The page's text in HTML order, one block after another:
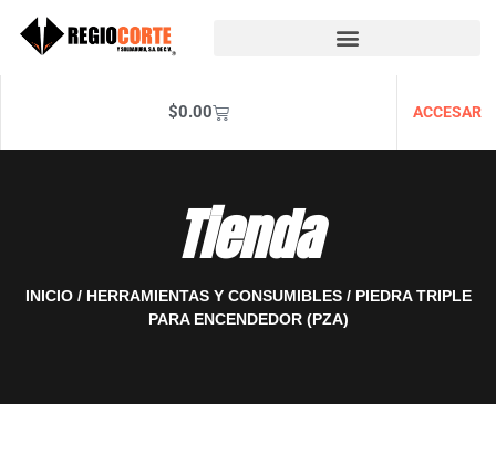
$0.00 ACCESAR
Tienda
INICIO/ HERRAMIENTAS Y CONSUMIBLES/ PIEDRA TRIPLE
PARA ENCENDEDOR (PZA)